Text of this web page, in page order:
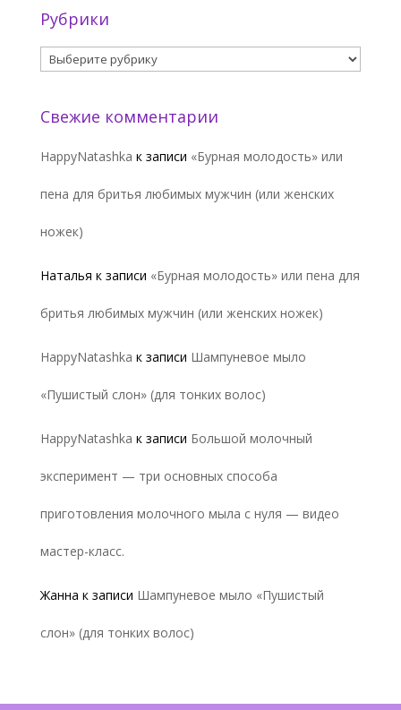
Рубрики
Рубрики
Свежие комментарии
HappyNatashka к записи «Бурная молодость» или
пена для бритья любимых мужчин (или женских
ножек)
Наталья к записи «Бурная молодость» или пена для
бритья любимых мужчин (или женских ножек)
HappyNatashka к записи Шампуневое мыло
«Пушистый слон» (для тонких волос)
HappyNatashka к записи Большой молочный
эксперимент — три основных способа
приготовления молочного мыла с нуля — видео
мастер-класс.
Жанна к записи Шампуневое мыло «Пушистый
слон» (для тонких волос)